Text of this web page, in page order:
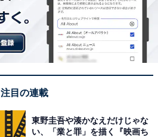
注目の連載
東野圭吾や湊かなえだけじゃな
い、「業と罪」を描く『映画ち